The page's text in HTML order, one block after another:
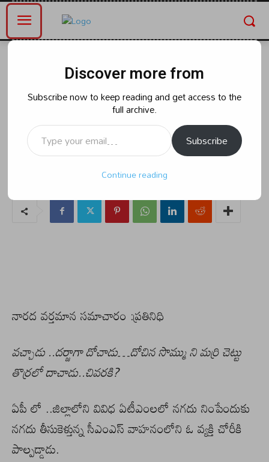
చోరీ చేసిన సొమ్ము పోలీసులకు
భయపడి మర్రి చెట్టు తొర్రలో
దాచిపెట్టాడు :64 లక్షలు
Friday, April 19, 2024 8:19 am
నారద వర్తమాన సమాచారం :ప్రతినిధి
వచ్చాడు ..దర్జాగా దోచాడు…దోచిన సొమ్ము ని మర్రి చెట్టు
తొర్రలో దాచాడు..చివరకి?
ఏపీ లో ..జిల్లాలోని వివిధ ఏటీఎంలలో నగదు నింపేందుకు
నగదు తీసుకెళ్తున్న సీఎంఎస్‌ వాహనంలోని ఓ వ్యక్తి చోరీకి
పాల్పడ్డాడు.
Discover more from
Subscribe now to keep reading and get access to the
full archive.
Type your email…
Subscribe
Continue reading